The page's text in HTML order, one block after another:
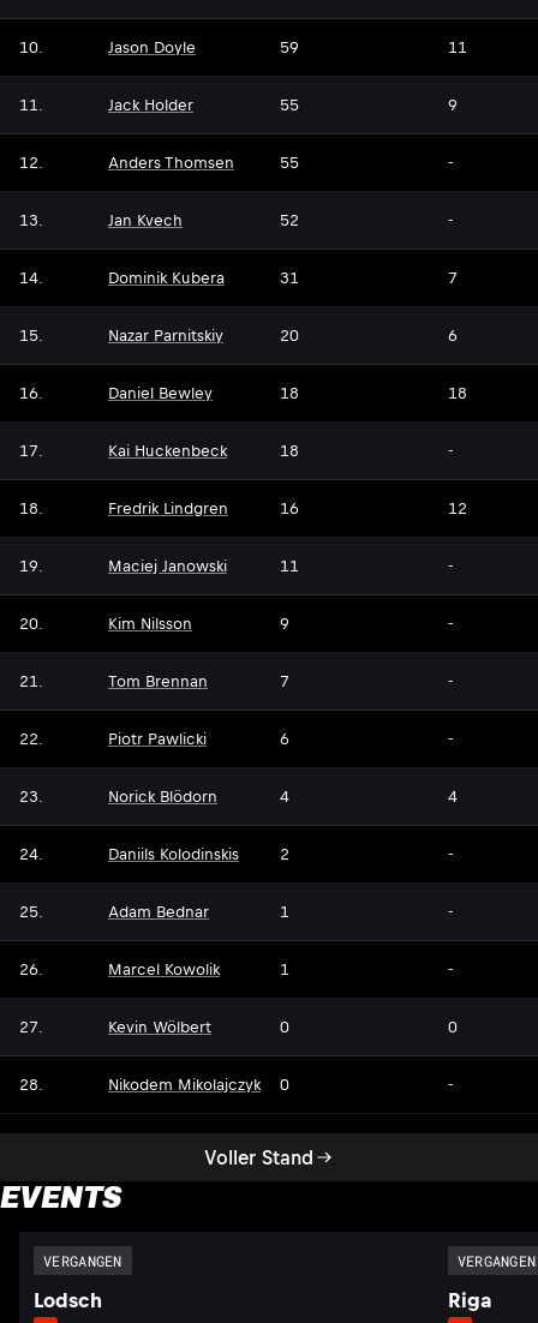
Voller Stand
10. Jason Doyle 59 11
11. Jack Holder 55 9
12. Anders Thomsen 55 -
13. Jan Kvech 52 -
14. Dominik Kubera 31 7
15. Nazar Parnitskiy 20 6
16. Daniel Bewley 18 18
17. Kai Huckenbeck 18 -
18. Fredrik Lindgren 16 12
19. Maciej Janowski 11 -
20. Kim Nilsson 9 -
21. Tom Brennan 7 -
22. Piotr Pawlicki 6 -
23. Norick Blödorn 4 4
24. Daniils Kolodinskis 2 -
25. Adam Bednar 1 -
26. Marcel Kowolik 1 -
27. Kevin Wölbert 0 0
28. Nikodem Mikolajczyk 0 -
EVENTS
VERGANGEN
Lodsch
VERGANGEN
Riga